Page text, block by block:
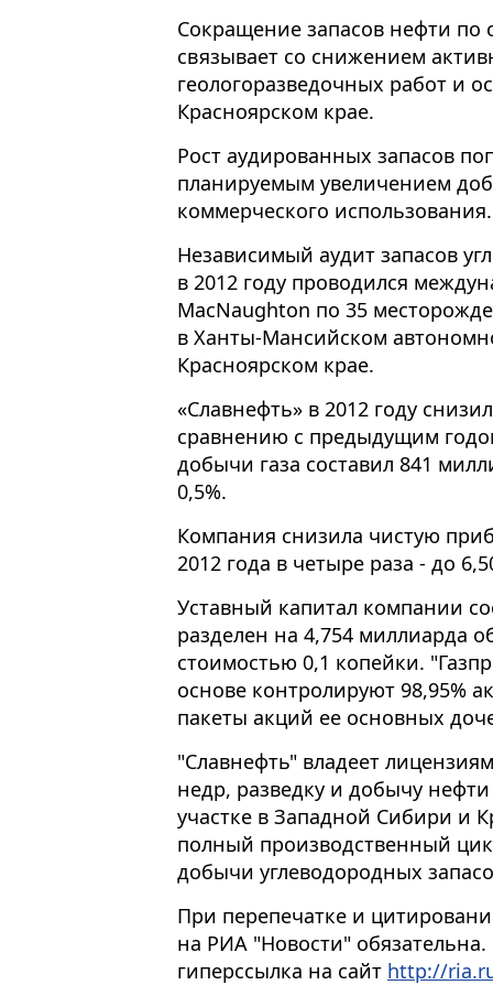
Сокращение запасов нефти по
связывает со снижением
геологоразведочных работ и
Красноярском крае.
Рост аудированных запасов
планируемым увеличением
коммерческого использования.
Независимый аудит запасов
в 2012 году проводился
MacNaughton по 35
в Ханты-Мансийском
Красноярском крае.
«Славнефть» в 2012 году
сравнению с предыдущим
добычи газа составил 841
0,5%.
Компания снизила чистую
2012 года в четыре раза - до
Уставный капитал компании
разделен на 4,754 миллиарда
стоимостью 0,1 копейки.
основе контролируют 98,95%
пакеты акций ее основных
"Славнефть" владеет
недр, разведку и добычу
участке в Западной Сибири и
полный производственный
добычи углеводородных
При перепечатке и
на РИА "Новости"
гиперссылка на сайт http://